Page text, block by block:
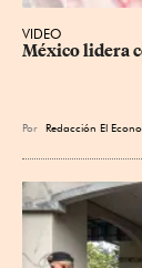
VIDEO
México lidera
Por Redacción El